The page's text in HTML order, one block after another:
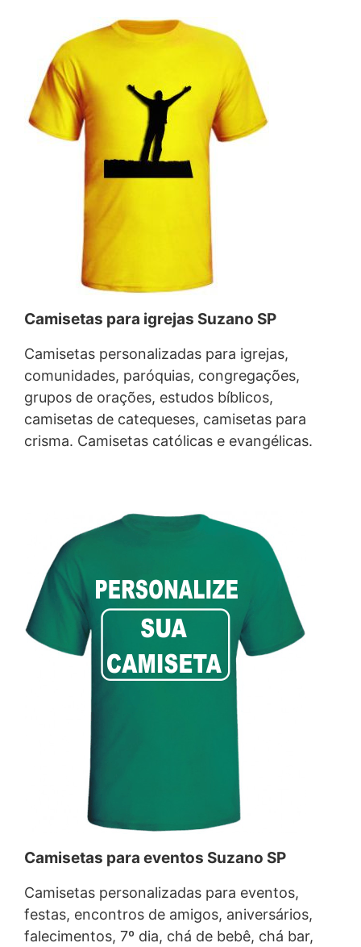
Camisetas para igrejas Suzano SP
Camisetas personalizadas para igrejas,
comunidades, paróquias, congregações,
grupos de orações, estudos bíblicos,
camisetas de catequeses, camisetas para
crisma. Camisetas católicas e evangélicas.
Camisetas para eventos Suzano SP
Camisetas personalizadas para eventos,
festas, encontros de amigos, aniversários,
falecimentos, 7º dia, chá de bebê, chá bar,